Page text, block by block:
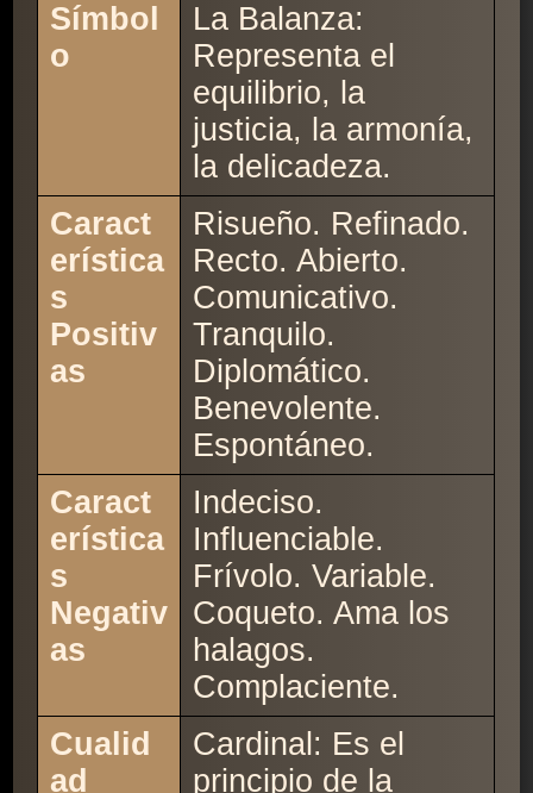
Símbol
o
La Balanza:
Representa el
equilibrio, la
justicia, la armonía,
la delicadeza.
Caract
erística
s
Positiv
as
Risueño. Refinado.
Recto. Abierto.
Comunicativo.
Tranquilo.
Diplomático.
Benevolente.
Espontáneo.
Caract
erística
s
Negativ
as
Indeciso.
Influenciable.
Frívolo. Variable.
Coqueto. Ama los
halagos.
Complaciente.
Cualid
ad
Cardinal: Es el
principio de la